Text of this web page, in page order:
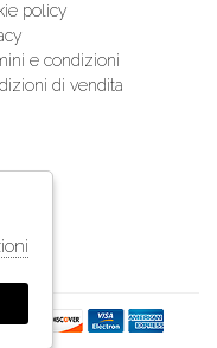
policy
e condizioni
di vendita